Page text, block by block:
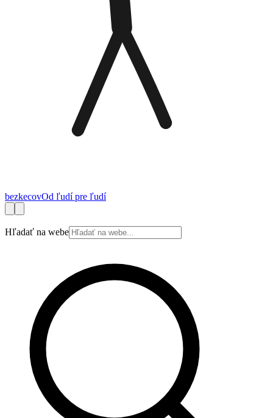
bezkecovOd ľudí pre ľudí
Hľadať na webe